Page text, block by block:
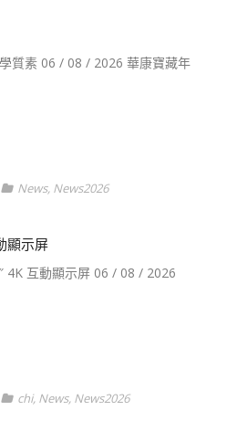
質素 06 / 08 / 2026 華康寶藏年
News, News2026
顯示屏
4K 互動顯示屏 06 / 08 / 2026
chi, News, News2026